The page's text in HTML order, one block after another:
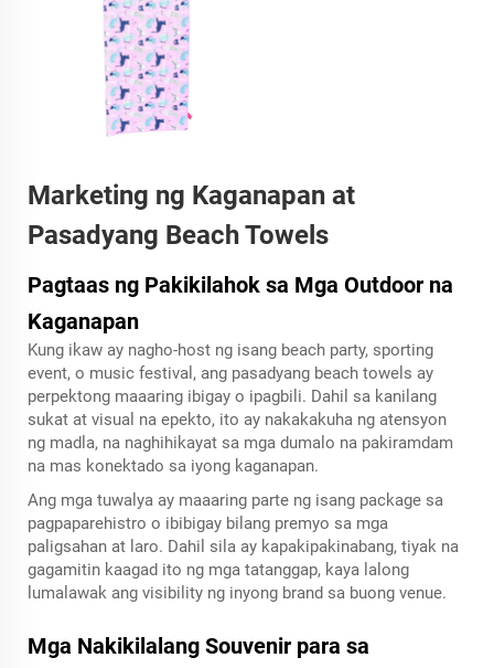
Marketing ng Kaganapan at
Pasadyang Beach Towels
Pagtaas ng Pakikilahok sa Mga Outdoor na
Kaganapan
Kung ikaw ay nagho-host ng isang beach party, sporting
event, o music festival, ang pasadyang beach towels ay
perpektong maaaring ibigay o ipagbili. Dahil sa kanilang
sukat at visual na epekto, ito ay nakakakuha ng atensyon
ng madla, na naghihikayat sa mga dumalo na pakiramdam
na mas konektado sa iyong kaganapan.
Ang mga tuwalya ay maaaring parte ng isang package sa
pagpaparehistro o ibibigay bilang premyo sa mga
paligsahan at laro. Dahil sila ay kapakipakinabang, tiyak na
gagamitin kaagad ito ng mga tatanggap, kaya lalong
lumalawak ang visibility ng inyong brand sa buong venue.
Mga Nakikilalang Souvenir para sa